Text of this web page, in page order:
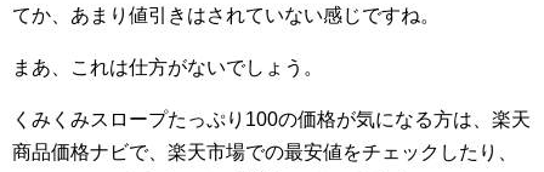
てか、あまり値引きはされていない感じですね。
まあ、これは仕方がないでしょう。
くみくみスロープたっぷり100の価格が気になる方は、楽天
商品価格ナビで、楽天市場での最安値をチェックしたり、